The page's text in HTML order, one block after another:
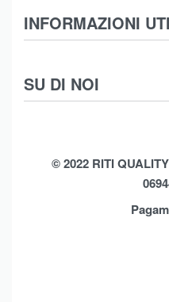
Abbigliamento
Intimo
Moda Mare
SU DI NOI
Shop
INFORMAZIONI
Termini e Condizioni
Spedizioni
Privacy Policy
© 2022 RITI